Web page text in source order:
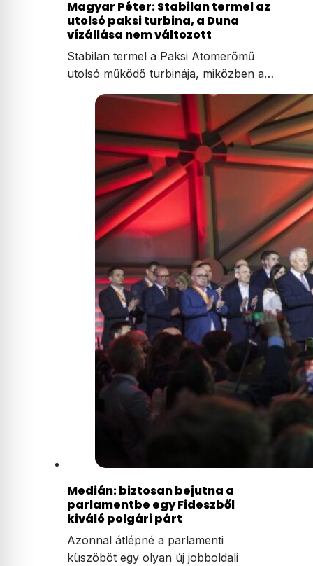
Magyar Péter: Stabilan termel az
utolsó paksi turbina, a Duna
vízállása nem változott
Stabilan termel a Paksi Atomerőmű
utolsó működő turbinája, miközben a…
Medián: biztosan bejutna a
parlamentbe egy Fideszből
kiváló polgári párt
Azonnal átlépné a parlamenti
küszöböt egy olyan új jobboldali